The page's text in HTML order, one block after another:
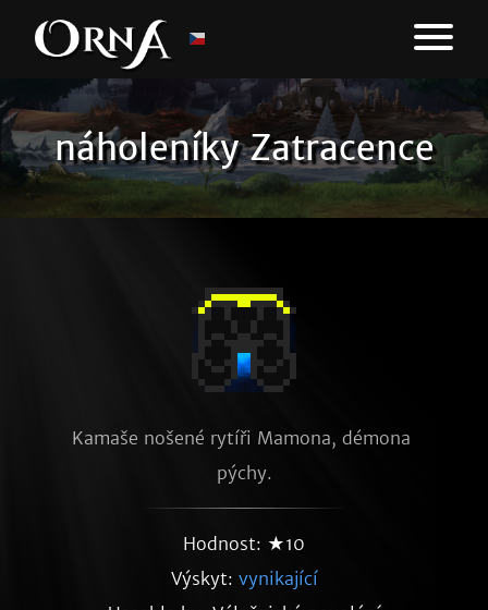
náholeníky Zatracence
Kamaše nošené rytíři Mamona, démona
pýchy.
Hodnost: ★10
Výskyt: vynikající